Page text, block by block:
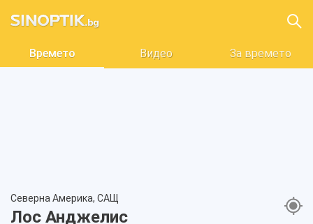
Времето Видео За времето
Северна Америка, САЩ
Лос Анджелис